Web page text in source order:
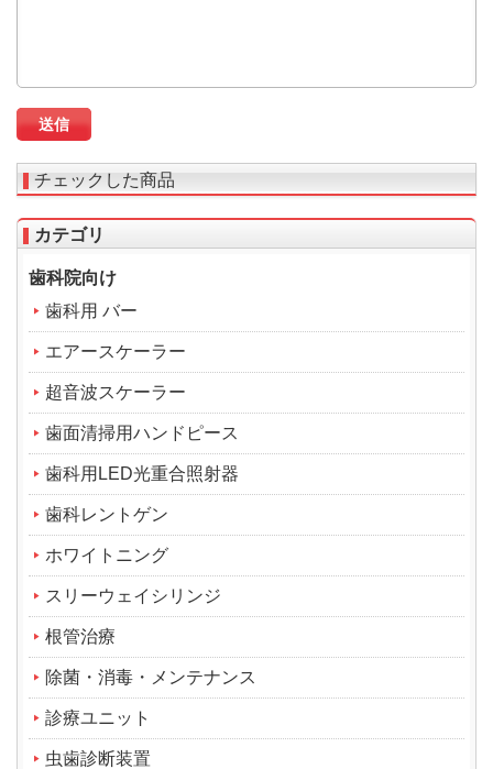
チェックした商品
カテゴリ
歯科院向け
歯科用 バー
エアースケーラー
超音波スケーラー
歯面清掃用ハンドピース
歯科用LED光重合照射器
歯科レントゲン
ホワイトニング
スリーウェイシリンジ
根管治療
除菌・消毒・メンテナンス
診療ユニット
虫歯診断装置